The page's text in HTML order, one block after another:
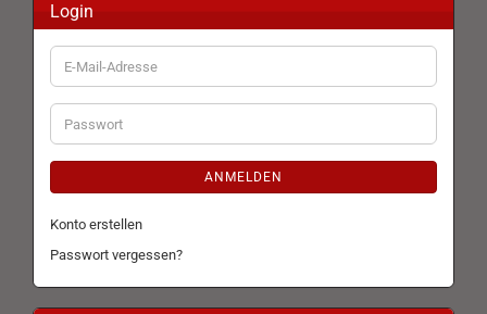
Login
E-
Mail-
Adresse
Passwort
ANMELDEN
Konto erstellen
Passwort vergessen?